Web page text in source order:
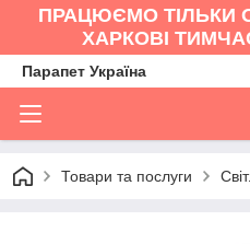
ПРАЦЮЄМО ТІЛЬКИ
ХАРКОВІ
Парапет Україна
Товари та послуги